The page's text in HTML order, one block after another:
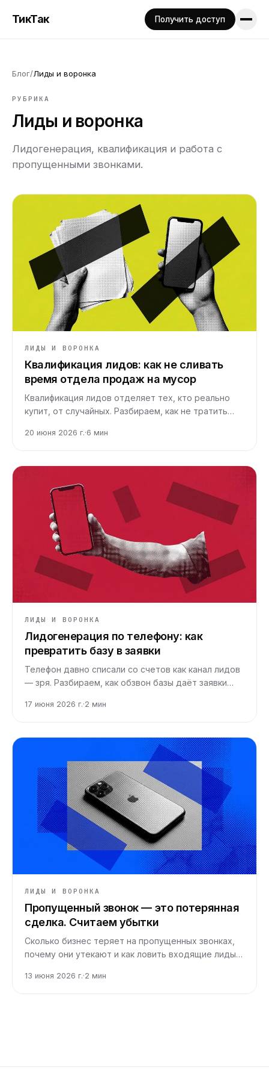
ТикТак Получить доступ
Блог/Лиды и воронка
РУБРИКА
Лиды и воронка
Лидогенерация, квалификация и работа с
пропущенными звонками.
ЛИДЫ И ВОРОНКА
Квалификация лидов: как не сливать
время отдела продаж на мусор
Квалификация лидов отделяет тех, кто реально
купит, от случайных. Разбираем, как не тратить
сделку.
20 июня 2026 г.·6 мин
ЛИДЫ И ВОРОНКА
Лидогенерация по телефону: как
превратить базу в заявки
Телефон давно списали со счетов как канал лидов
— зря. Разбираем, как обзвон базы даёт заявки
17 июня 2026 г.·2 мин
ЛИДЫ И ВОРОНКА
Пропущенный звонок — это потерянная
сделка. Считаем убытки
Сколько бизнес теряет на пропущенных звонках,
почему они утекают и как ловить входящие лиды
13 июня 2026 г.·2 мин